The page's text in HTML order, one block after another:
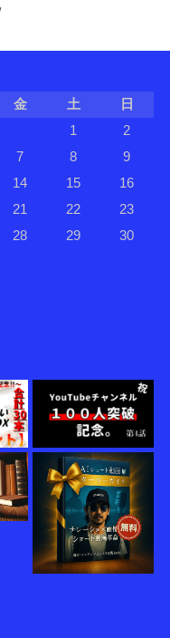
金 土
日
1
2
7 8
9
14 15
16
21 22
23
28 29
30